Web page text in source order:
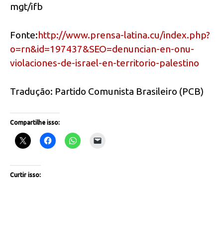
mgt/ifb
Fonte:http://www.prensa-latina.cu/index.php?
o=rn&id=197437&SEO=denuncian-en-onu-
violaciones-de-israel-en-territorio-palestino
Tradução: Partido Comunista Brasileiro (PCB)
Compartilhe isso:
Curtir isso: